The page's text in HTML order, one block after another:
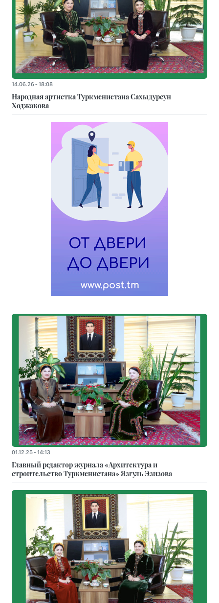
14.06.26 - 18:08
Народная артистка Туркменистана Сахыдурсун
Ходжакова
01.12.25 - 14:13
Главный редактор журнала «Архитектура и
строительство Туркменистана» Язгуль Эзизова